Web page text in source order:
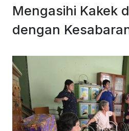
Mengasihi Kakek
dengan